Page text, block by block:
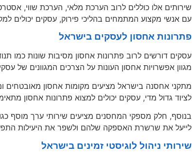
שירותים אלו כוללים לרוב הערכת מלאי, הערכת שווי,
עם אנשי מקצוע המתמחים בהליכי פירוק, עסקים יכולים
פתרונות אחסון לעסקים בישראל
עסקים דורשים לרוב פתרונות אחסון מסיבות שונות כמו
מגוון אפשרויות אחסון העונות על הצרכים המגוונים של
מתקני אחסנה בישראל מציעים מקומות אחסון מאובטחים
לציוד גדול מדי, עסקים יכולים למצוא פתרונות אחסון
בנוסף, חלק מספקי המחסנים מציעים שירותי ערך מוסף
לייעל את שרשרת האספקה שלהם ולשפר את היעילות
שירותי ניהול לוגיסטי זמינים בישראל